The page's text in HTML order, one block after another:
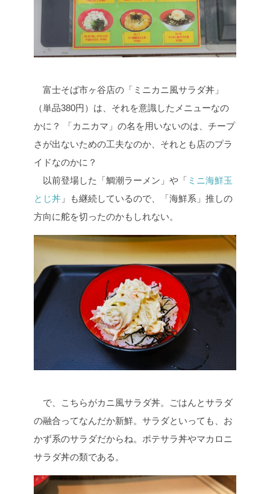
富士そば市ヶ谷店の「ミニカニ風サラダ丼」
（単品380円）は、それを意識したメニューなの
かに？ 「カニカマ」の名を用いないのは、チープ
さが出ないための工夫なのか、それとも店のプラ
イドなのかに？
以前登場した「鯛潮ラーメン」や「 ミニ海鮮玉
とじ丼 」も継続しているので、「海鮮系」推しの
方向に舵を切ったのかもしれない。
で、こちらがカニ風サラダ丼。ごはんとサラダ
の融合ってなんだか新鮮。サラダといっても、お
かず系のサラダだからね。ポテサラ丼やマカロニ
サラダ丼の類である。